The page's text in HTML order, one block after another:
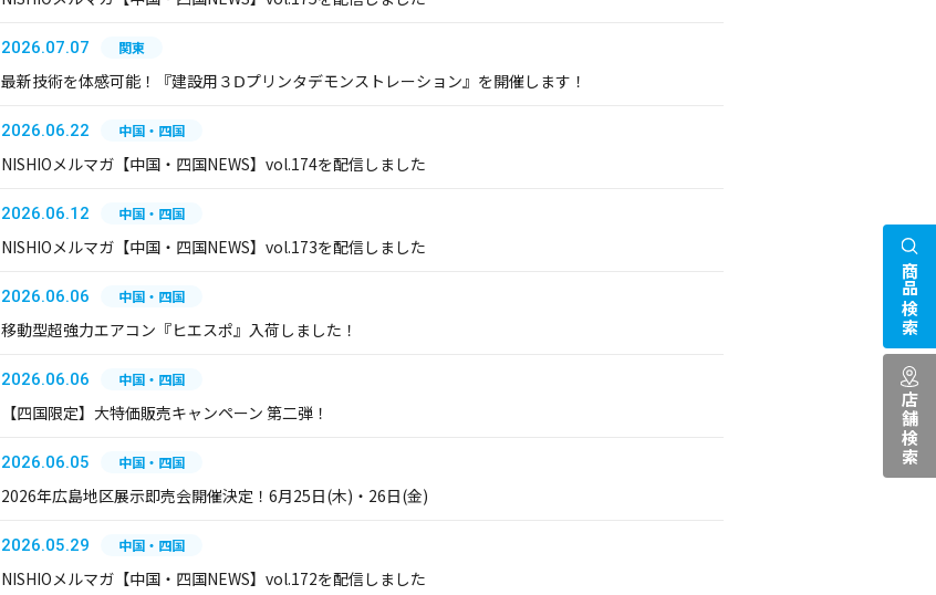
2026.07.07 関東
最新技術を体感可能！『建設用３Ⅾプリンタデモンストレーション』を開催します！
2026.06.22 中国・四国
NISHIOメルマガ【中国・四国NEWS】vol.174を配信しました
2026.06.12 中国・四国
NISHIOメルマガ【中国・四国NEWS】vol.173を配信しました
2026.06.06 中国・四国
移動型超強力エアコン『ヒエスポ』入荷しました！
2026.06.06 中国・四国
【四国限定】大特価販売キャンペーン 第二弾！
2026.06.05 中国・四国
2026年広島地区展示即売会開催決定！6月25日(木)・26日(金)
2026.05.29 中国・四国
NISHIOメルマガ【中国・四国NEWS】vol.172を配信しました
商品検索
店舗検索